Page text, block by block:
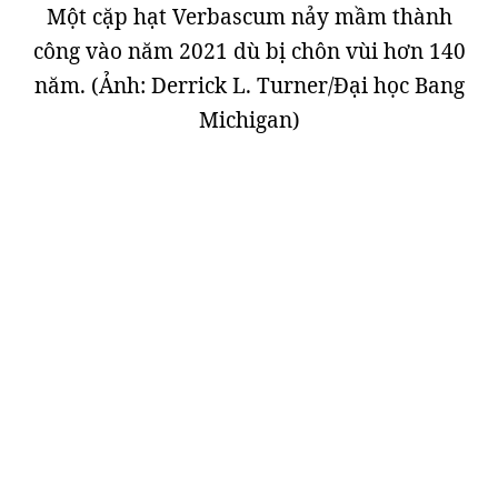
Một cặp hạt Verbascum nảy mầm thành
công vào năm 2021 dù bị chôn vùi hơn 140
năm. (Ảnh: Derrick L. Turner/Đại học Bang
Michigan)